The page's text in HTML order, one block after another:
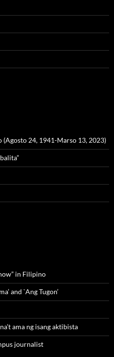
(Agosto 24, 1941-Marso 13, 2023)
in Filipino
and `Ang Tugon’
ama ng isang aktibista
journalist